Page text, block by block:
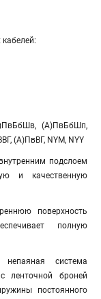
(А)ПвБбШп,
(А)ПвВГ, NYM, NYY
подслоем
и качественную
поверхность
полную
система
ленточной броней
постоянного